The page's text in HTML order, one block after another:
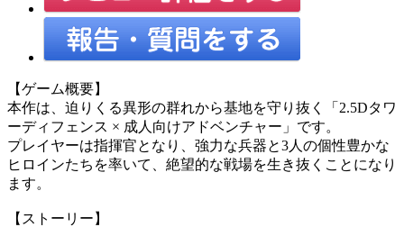
【ゲーム概要】
本作は、迫りくる異形の群れから基地を守り抜く「2.5Dタワ
ーディフェンス × 成人向けアドベンチャー」です。
プレイヤーは指揮官となり、強力な兵器と3人の個性豊かな
ヒロインたちを率いて、絶望的な戦場を生き抜くことになり
ます。
【ストーリー】